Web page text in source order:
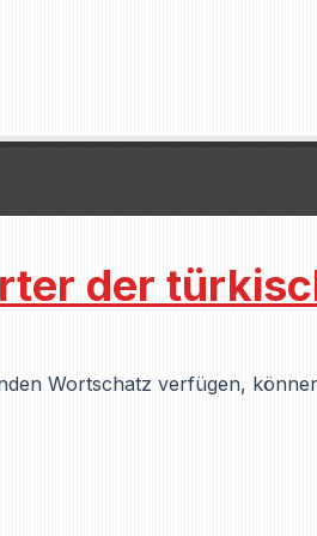
der
Wortschatz verfügen,